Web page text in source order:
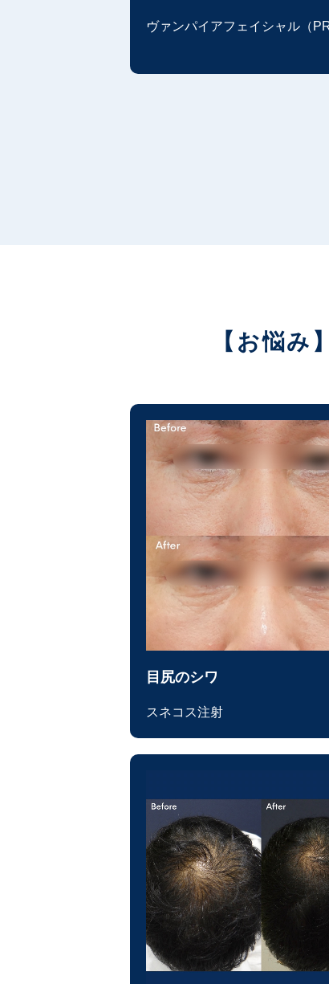
ヴァンパイアフェイシャル（
【お悩み
目尻のシワ
スネコス注射